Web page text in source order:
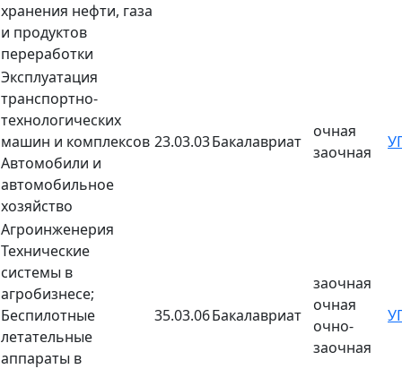
хранения нефти, газа
и продуктов
переработки
Эксплуатация
транспортно-
технологических
машин и комплексов
Автомобили и
автомобильное
хозяйство
23.03.03Бакалавриат
очная
заочная
Агроинженерия
Технические
системы в
агробизнесе;
Беспилотные
летательные
аппараты в
35.03.06Бакалавриат
заочная
очная
очно-
заочная